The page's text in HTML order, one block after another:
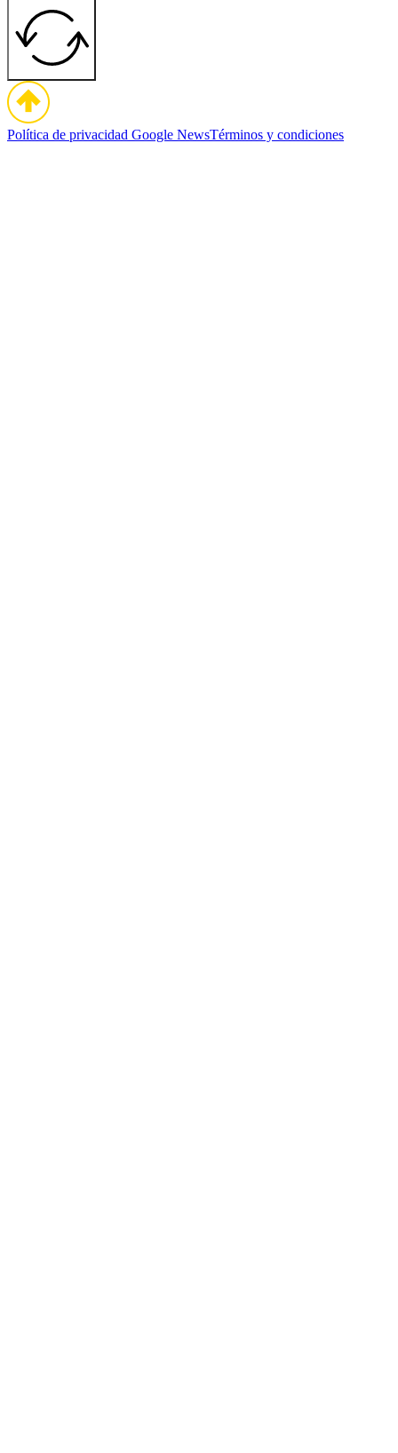
Política de privacidad Google NewsTérminos y condiciones